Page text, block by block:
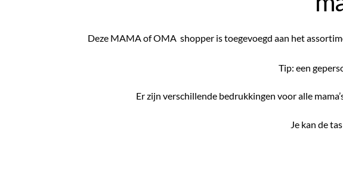
Deze MAMA of OMA shopper is toegevoegd aan het
Tip: een
Er zijn verschillende bedrukkingen voor alle
Je kan de